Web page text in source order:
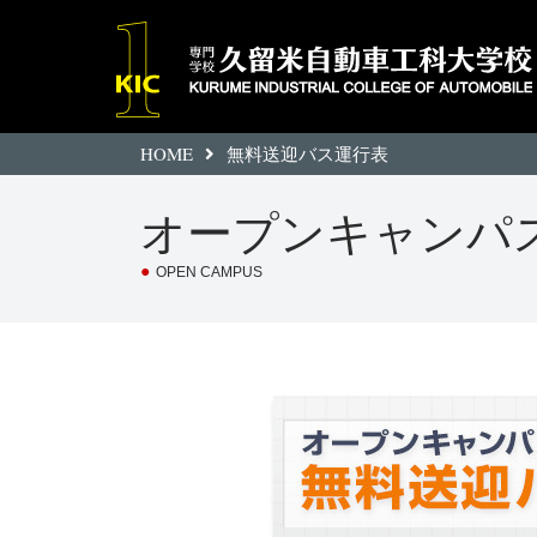
HOME 無料送迎バス運行表
オープンキャンパ
● OPEN CAMPUS